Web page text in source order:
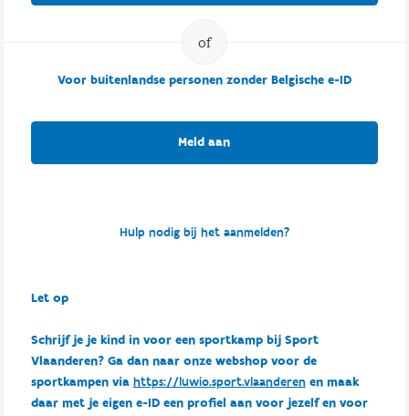
Voor buitenlandse personen zonder Belgische e-ID
Meld aan
Hulp nodig bij het aanmelden?
Let op
Schrijf je je kind in voor een sportkamp bij Sport
Vlaanderen? Ga dan naar onze webshop voor de
sportkampen via https://luwio.sport.vlaanderenen maak
daar met je eigen e-ID een profiel aan voor jezelf en voor